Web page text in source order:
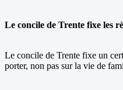
Le concile de Trente fixe les
Le concile de Trente fixe un
porter, non pas sur la vie de